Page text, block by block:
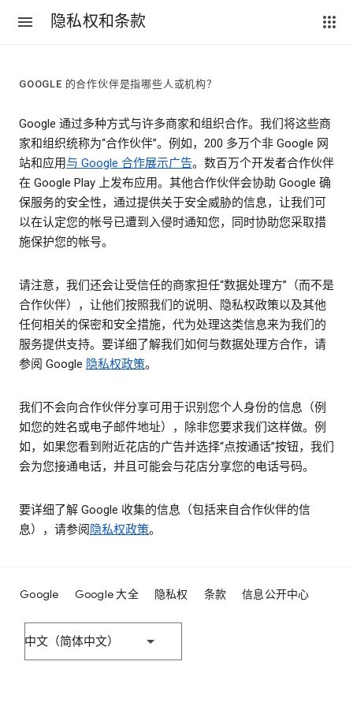
隐私权和条款
GOOGLE 的合作伙伴是指哪些人或机构？
Google 通过多种方式与许多商家和组织合作。我们将这些商
家和组织统称为“合作伙伴”。例如，200 多万个非 Google 网
站和应用与 Google 合作展示广告。数百万个开发者合作伙伴
在 Google Play 上发布应用。其他合作伙伴会协助 Google 确
保服务的安全性，通过提供关于安全威胁的信息，让我们可
以在认定您的帐号已遭到入侵时通知您，同时协助您采取措
施保护您的帐号。
请注意，我们还会让受信任的商家担任“数据处理方”（而不是
合作伙伴），让他们按照我们的说明、隐私权政策以及其他
任何相关的保密和安全措施，代为处理这类信息来为我们的
服务提供支持。要详细了解我们如何与数据处理方合作，请
参阅 Google 隐私权政策。
我们不会向合作伙伴分享可用于识别您个人身份的信息（例
如您的姓名或电子邮件地址），除非您要求我们这样做。例
如，如果您看到附近花店的广告并选择“点按通话”按钮，我们
会为您接通电话，并且可能会与花店分享您的电话号码。
要详细了解 Google 收集的信息（包括来自合作伙伴的信
息），请参阅 隐私权政策。
Google Google 大全 隐私权 条款 信息公开中心
中文（简体中文）